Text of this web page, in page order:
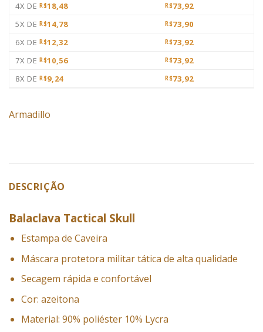
4X DE R$18,48 R$73,92
5X DE R$14,78 R$73,90
6X DE R$12,32 R$73,92
7X DE R$10,56 R$73,92
8X DE R$9,24 R$73,92
Armadillo
DESCRIÇÃO
Balaclava Tactical Skull
Estampa de Caveira
Máscara protetora militartática de alta qualidade
Secagem rápida e confortável
Cor: azeitona
Material: 90% poliéster 10% Lycra